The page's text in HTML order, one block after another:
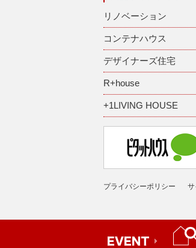
リノベーション
コンテナハウス
デザイナーズ住宅
R+house
+1LIVING HOUSE
プライバシーポリシー